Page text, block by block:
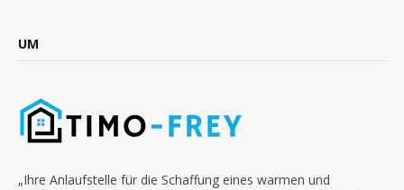
UM
„Ihre Anlaufstelle für die Schaffung eines warmen und